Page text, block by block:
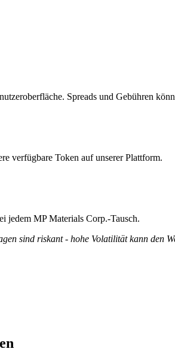
Spreads und Gebühren
verfügbare Token auf unserer Plattform.
jedem MP Materials Corp.-Tausch.
sind riskant - hohe Volatilität kann den